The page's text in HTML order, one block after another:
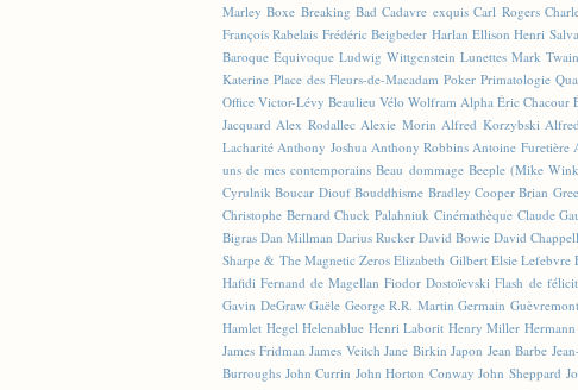
Marley Boxe Breaking Bad Cadavre exquis Carl Rogers
François Rabelais Frédéric Beigbeder Harlan Ellison Henri
Baroque Équivoque Ludwig Wittgenstein Lunettes Mark Twain
Katerine Place des Fleurs-de-Macadam Poker Primatologie
Office Victor-Lévy Beaulieu Vélo Wolfram Alpha Éric Chacour
Jacquard Alex Rodallec Alexie Morin Alfred Korzybski
Lacharité Anthony Joshua Anthony Robbins Antoine Furetière
uns de mes contemporains Beau dommage Beeple (Mike
Cyrulnik Boucar Diouf Bouddhisme Bradley Cooper Brian
Christophe Bernard Chuck Palahniuk Cinémathèque Claude
Bigras Dan Millman Darius Rucker David Bowie David
Sharpe & The Magnetic Zeros Elizabeth Gilbert Elsie Lefebvre
Hafidi Fernand de Magellan Fiodor Dostoïevski Flash de
Gavin DeGraw Gaële George R.R. Martin Germain Guèvremont
Hamlet Hegel Helenablue Henri Laborit Henry Miller Hermann
James Fridman James Veitch Jane Birkin Japon Jean Barbe
Burroughs John Currin John Horton Conway John Sheppard